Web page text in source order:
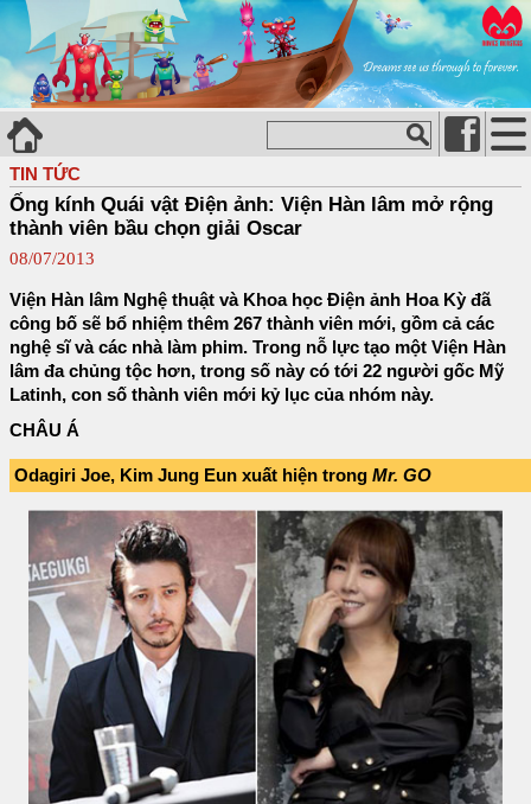
TIN TỨC
Ống kính Quái vật Điện ảnh: Viện Hàn lâm mở rộng
thành viên bầu chọn giải Oscar
08/07/2013
Viện Hàn lâm Nghệ thuật và Khoa học Điện ảnh Hoa Kỳ đã
công bố sẽ bổ nhiệm thêm 267 thành viên mới, gồm cả các
nghệ sĩ và các nhà làm phim. Trong nỗ lực tạo một Viện Hàn
lâm đa chủng tộc hơn, trong số này có tới 22 người gốc Mỹ
Latinh, con số thành viên mới kỷ lục của nhóm này.
CHÂU Á
Odagiri Joe, Kim Jung Eun xuất hiện trong Mr. GO